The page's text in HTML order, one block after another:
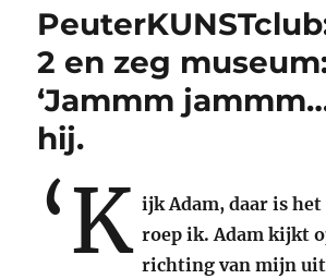
2
2 en zeg
‘Jammm
hij.
‘K ijk Adam, daar is het
roep ik. Adam kijkt
richting van mijn